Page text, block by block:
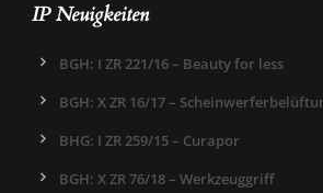
IP Neuigkeiten
BGH: I ZR 221/16 – Beauty for less
BGH: X ZR 16/17 –
BHG: I ZR 259/15 – Curapor
BGH: X ZR 76/18 – Werkzeuggriff